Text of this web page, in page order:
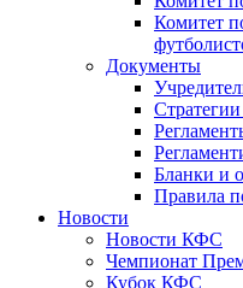
Комитет
Документы
Бланки и
Правила
Новости
Новости КФС
Чемпионат
Кубок КФС